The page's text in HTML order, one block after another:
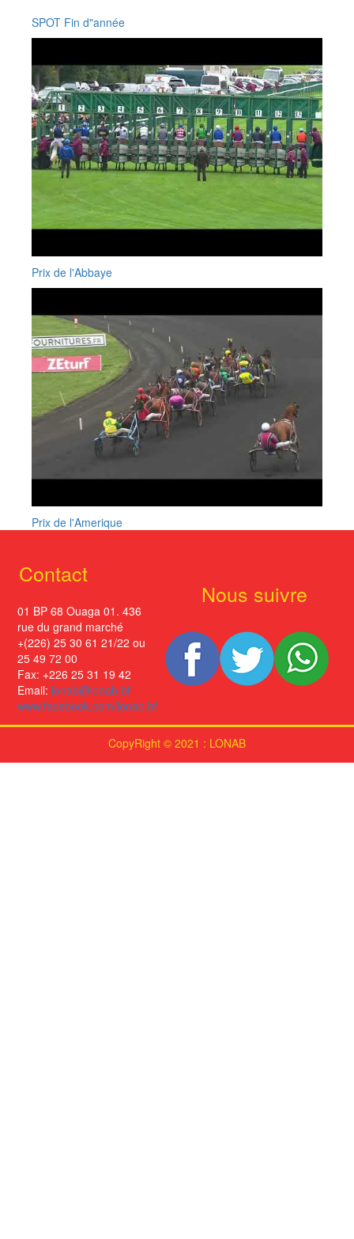
SPOT Fin d"année
Prix de l'Abbaye
Prix de l'Amerique
Contact
01 BP 68 Ouaga 01. 436
rue du grand marché
+(226) 25 30 61 21/22 ou
25 49 72 00
Fax: +226 25 31 19 42
Email: lonab@lonab.bf
www.facebook.com/lonab.bf
Nous suivre
CopyRight © 2021 : LONAB